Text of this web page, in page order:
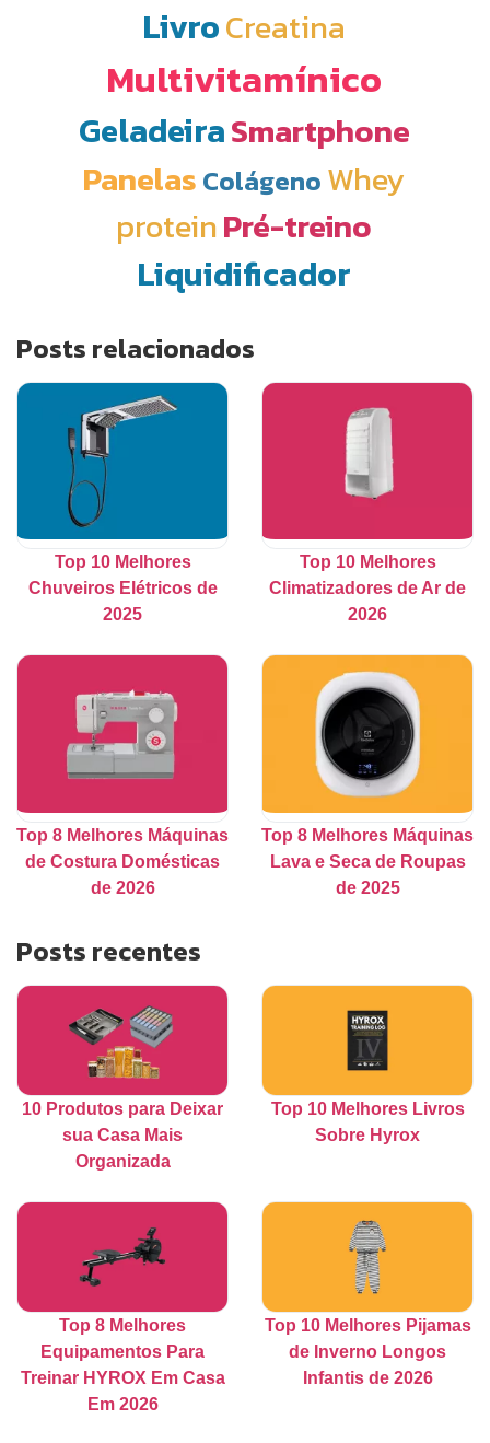
LivroCreatina
Multivitamínico
GeladeiraSmartphone
Panelas Colágeno Whey
proteinPré-treino
Liquidificador
Posts relacionados
Top 10 Melhores
Chuveiros Elétricos de
2025
Top 10 Melhores
Climatizadores de Ar de
2026
Top 8 Melhores Máquinas
de Costura Domésticas
de 2026
Top 8 Melhores Máquinas
Lava e Seca de Roupas
de 2025
Posts recentes
10 Produtos para Deixar
sua Casa Mais
Organizada
Top 10 Melhores Livros
Sobre Hyrox
Top 8 Melhores
Equipamentos Para
Treinar HYROX Em Casa
Em 2026
Top 10 Melhores Pijamas
de Inverno Longos
Infantis de 2026